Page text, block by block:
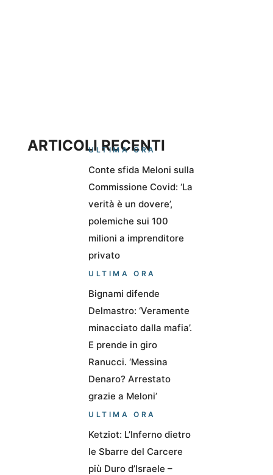
ARTICOLI RECENTI
ULTIMA ORA
Conte sfida Meloni sulla
Commissione Covid: ‘La
verità è un dovere’,
polemiche sui 100
milioni a imprenditore
privato
ULTIMA ORA
Bignami difende
Delmastro: ‘Veramente
minacciato dalla mafia’.
E prende in giro
Ranucci. ‘Messina
Denaro? Arrestato
grazie a Meloni’
ULTIMA ORA
Ketziot: L’Inferno dietro
le Sbarre del Carcere
più Duro d’Israele –